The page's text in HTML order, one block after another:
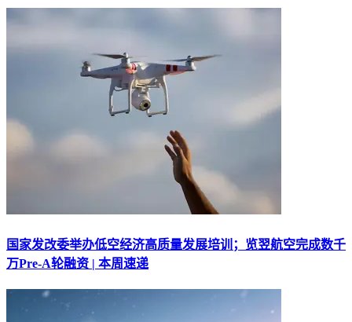
国家发改委举办低空经济高质量发展培训；览翌航空完成数千
万Pre-A轮融资 | 本周速递